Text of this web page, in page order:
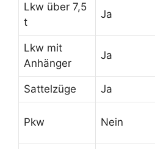
Lkw über 7,5
t
Ja
Lkw mit
Anhänger
Ja
Sattelzüge Ja
Pkw Nein